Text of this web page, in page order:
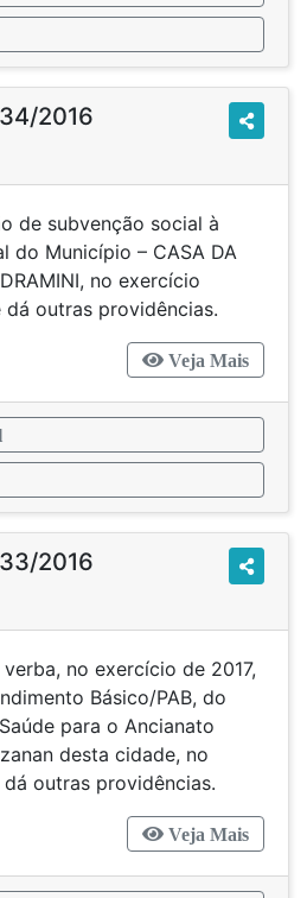
2016
de subvenção social à
do Município – CASA DA
no exercício
outras providências.
Veja Mais
2016
no exercício de 2017,
Básico/PAB, do
para o Ancianato
desta cidade, no
outras providências.
Veja Mais